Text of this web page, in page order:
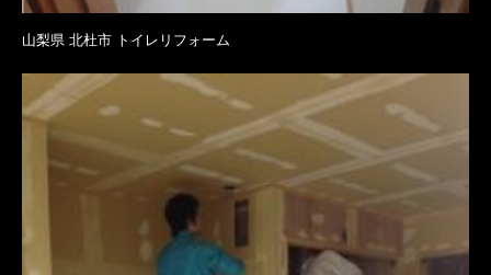
山梨県 北杜市 トイレリフォーム